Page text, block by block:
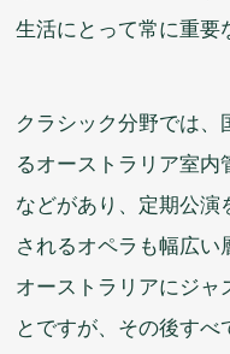
生活にとって常に重要
クラシック分野では、
るオーストラリア室内
などがあり、 定期公演
されるオペラも幅広い
オーストラリアにジャ
とですが、その後すべ